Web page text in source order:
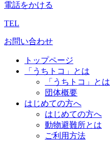
電話をかける
TEL
お問い合わせ
トップページ
「うちトコ」とは
「うちトコ」とは
団体概要
はじめての方へ
はじめての方へ
動物避難所とは
ご利用方法